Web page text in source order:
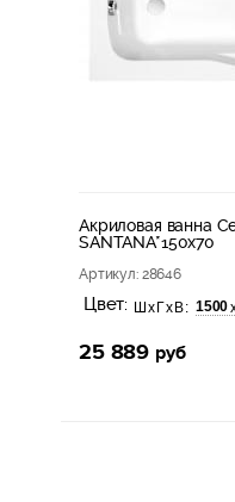
Акриловая ванна
SANTANA*150x70
Артикул: 28646
Цвет: ШхГхВ: 1500
25 889 руб